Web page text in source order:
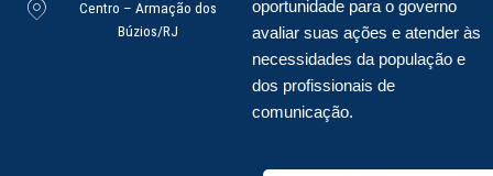
Centro – Armação dos
Búzios/RJ
oportunidade para o governo
avaliar suas ações e atender às
necessidades da população e
dos profissionais de
comunicação.